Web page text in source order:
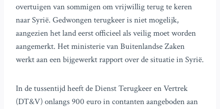
overtuigen van sommigen om vrijwillig terug te keren
naar Syrië. Gedwongen terugkeer is niet mogelijk,
aangezien het land eerst officieel als veilig moet worden
aangemerkt. Het ministerie van Buitenlandse Zaken
werkt aan een bijgewerkt rapport over de situatie in Syrië.
In de tussentijd heeft de Dienst Terugkeer en Vertrek
(DT&V) onlangs 900 euro in contanten aangeboden aan